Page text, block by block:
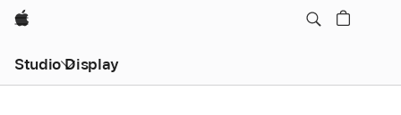
Apple
Studio Display